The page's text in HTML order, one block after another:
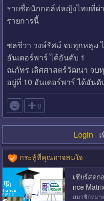
รายชื่อนักกอล์ฟหญิงไทยที่ผ่
รายการนี้
ชลชีวา วงษ์รัศม์ จบทุกหลุม ไ
อันเดอร์พาร์ ได้อันดับ 1
ณภัทร เลิศศาสตร์วัฒนา จบทุ
อยู่ที่ 10 อันเดอร์พาร์ ได้อันดั
 0
Login
กระทู้ที่คุณอาจสนใจ
เชียร์สดก
nce
สมาชิกหมา